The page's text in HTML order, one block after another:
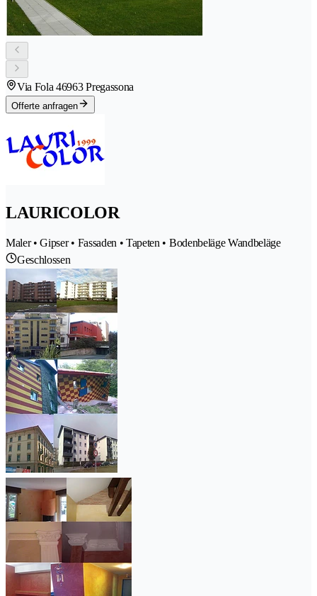
Via Fola 46963 Pregassona
Offerte anfragen
LAURICOLOR
Maler • Gipser • Fassaden • Tapeten • Bodenbeläge Wandbeläge
Geschlossen